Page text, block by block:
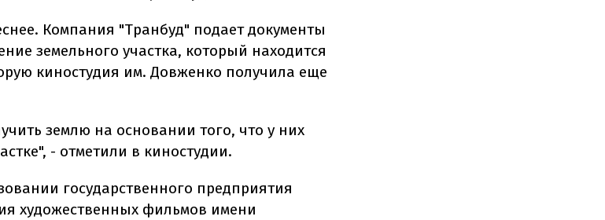
Компания "Транбуд" подает документы
земельного участка, который находится
киностудия им. Довженко получила еще
землю на основании того, что у них
- отметили в киностудии.
государственного предприятия
художественных фильмов имени